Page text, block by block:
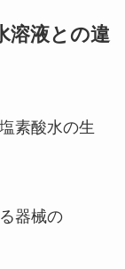
溶液との違
素酸水の生
器械の